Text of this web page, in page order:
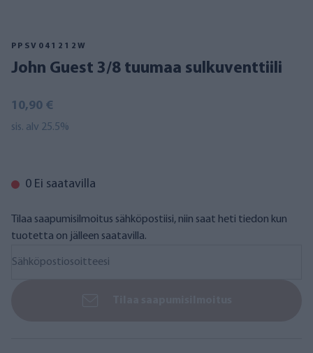
PPSV041212W
John Guest 3/8 tuumaa sulkuventtiili
10,90 €
sis. alv 25.5%
0 Ei saatavilla
Tilaa saapumisilmoitus sähköpostiisi, niin saat heti tiedon kun
tuotetta on jälleen saatavilla.